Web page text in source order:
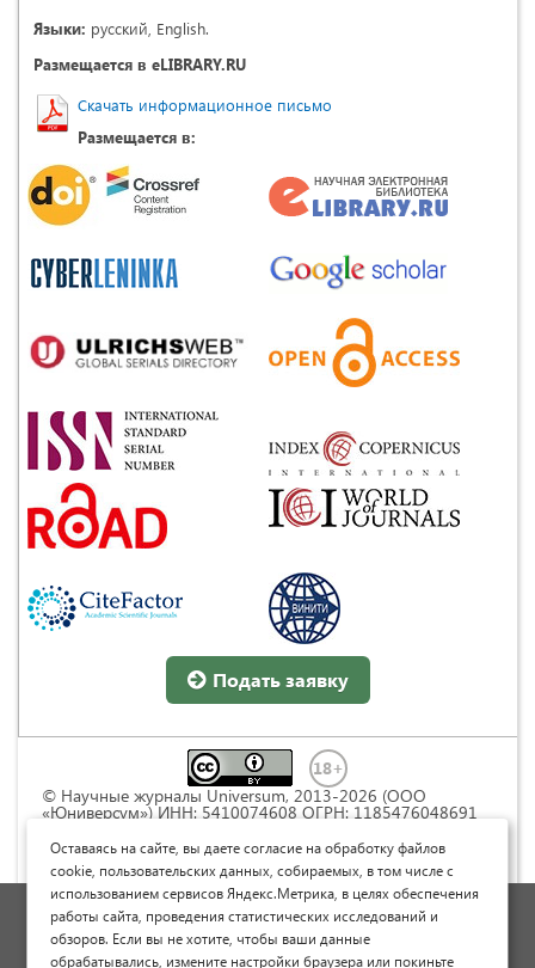
Языки: русский, English.
Размещается в eLIBRARY.RU
Скачать информационное письмо
Размещается в:
Подать заявку
© Научные журналы Universum, 2013-2026 (ООО
«Юниверсум») ИНН: 5410074608 ОГРН: 1185476048691
Commons « Attribution» («Атрибуция») 4.0
Непортированная
Политика обработки персональных данных
Договор оферты
Оставаясь на сайте, вы даете согласие на обработку файлов
cookie, пользовательских данных, собираемых, в том числе с
использованием сервисов Яндекс.Метрика, в целях обеспечения
работы сайта, проведения статистических исследований и
обзоров. Если вы не хотите, чтобы ваши данные
обрабатывались, измените настройки браузера или покиньте